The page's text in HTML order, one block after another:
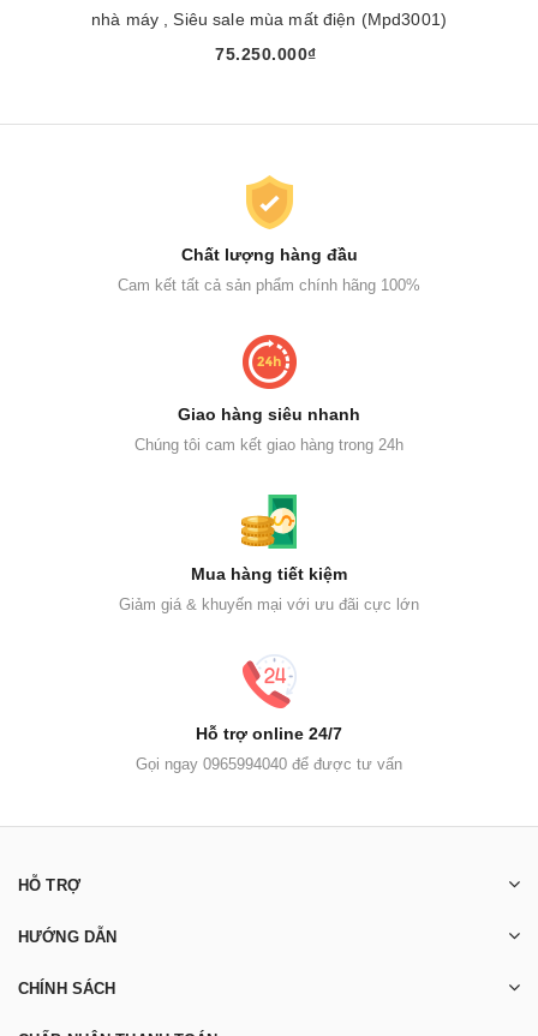
nhà máy , Siêu sale mùa mất điện (Mpd3001)
75.250.000₫
Chất lượng hàng đầu
Cam kết tất cả sản phẩm chính hãng 100%
Giao hàng siêu nhanh
Chúng tôi cam kết giao hàng trong 24h
Mua hàng tiết kiệm
Giảm giá & khuyến mại với ưu đãi cực lớn
Hỗ trợ online 24/7
Gọi ngay 0965994040 để được tư vấn
HỖ TRỢ
HƯỚNG DẪN
CHÍNH SÁCH